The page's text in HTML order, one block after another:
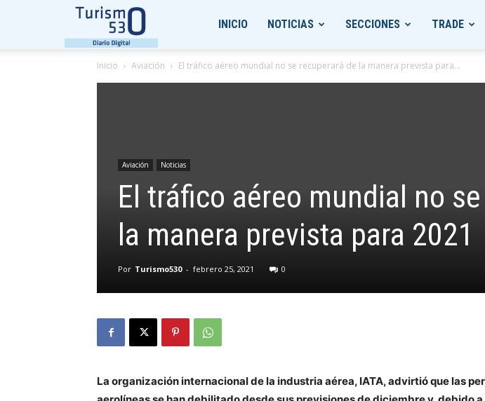
INICIO NOTICIAS SECCIONES TRADE
Inicio Aviación El tráfico aéreo mundial no se recuperará de la manera prevista para...
Aviación Noticias
El tráfico aéreo mundial no
la manera prevista para 2021
Por Turismo530 - febrero 25, 2021 0
La organización internacional de la industria aérea, IATA, advirtió que las